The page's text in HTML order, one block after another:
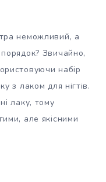
неможливий, а
Звичайно,
набір
з лаком для нігтів.
лаку, тому
але якісними